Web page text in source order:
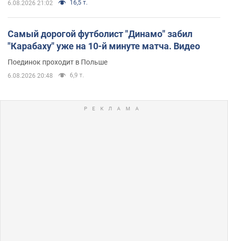
6.08.2026 21:02 16,5 т.
Самый дорогой футболист "Динамо" забил
"Карабаху" уже на 10-й минуте матча. Видео
Поединок проходит в Польше
6.08.2026 20:48 6,9 т.